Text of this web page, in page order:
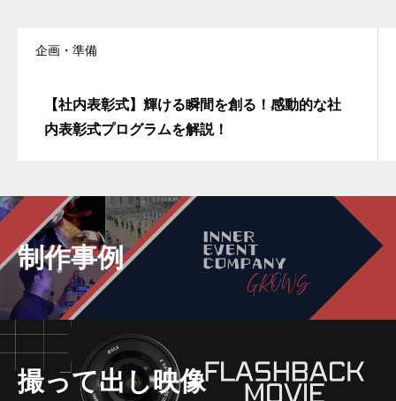
企画・準備
【社内表彰式】輝ける瞬間を創る！感動的な社
内表彰式プログラムを解説！
制作事例
撮って出し映像